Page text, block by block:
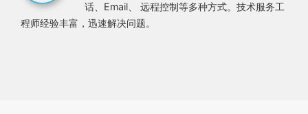
话、Email、 远程控制等多种方式。技术服务工
程师经验丰富，迅速解决问题。